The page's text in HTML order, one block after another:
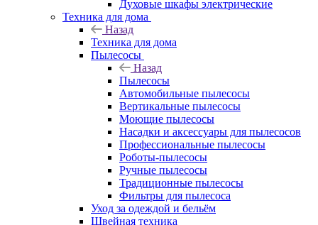
Духовые шкафы электрические
Техника для дома
Назад
Техника для дома
Пылесосы
Назад
Пылесосы
Автомобильные пылесосы
Вертикальные пылесосы
Моющие пылесосы
Насадки и аксессуары для пылесосов
Профессиональные пылесосы
Роботы-пылесосы
Ручные пылесосы
Традиционные пылесосы
Фильтры для пылесоса
Уход за одеждой и бельём
Швейная техника